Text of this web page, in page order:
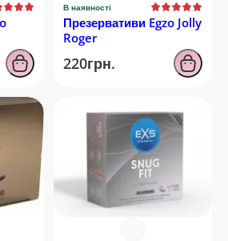
В наявності
Презервативи Egzo Jolly
Roger
220грн.